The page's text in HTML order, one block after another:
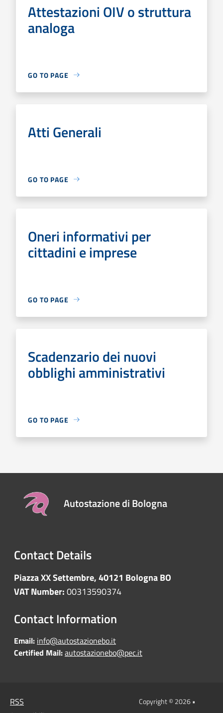
Attestazioni OIV o struttura
analoga
GO TO PAGE
Atti Generali
GO TO PAGE
Oneri informativi per
cittadini e imprese
GO TO PAGE
Scadenzario dei nuovi
obblighi amministrativi
GO TO PAGE
Autostazione di Bologna
Contact Details
Piazza XX Settembre, 40121 Bologna BO
VAT Number:00313590374
Contact Information
Email: info@autostazionebo.it
Certified Mail:autostazionebo@pec.it
RSS
Copyright © 2026 •